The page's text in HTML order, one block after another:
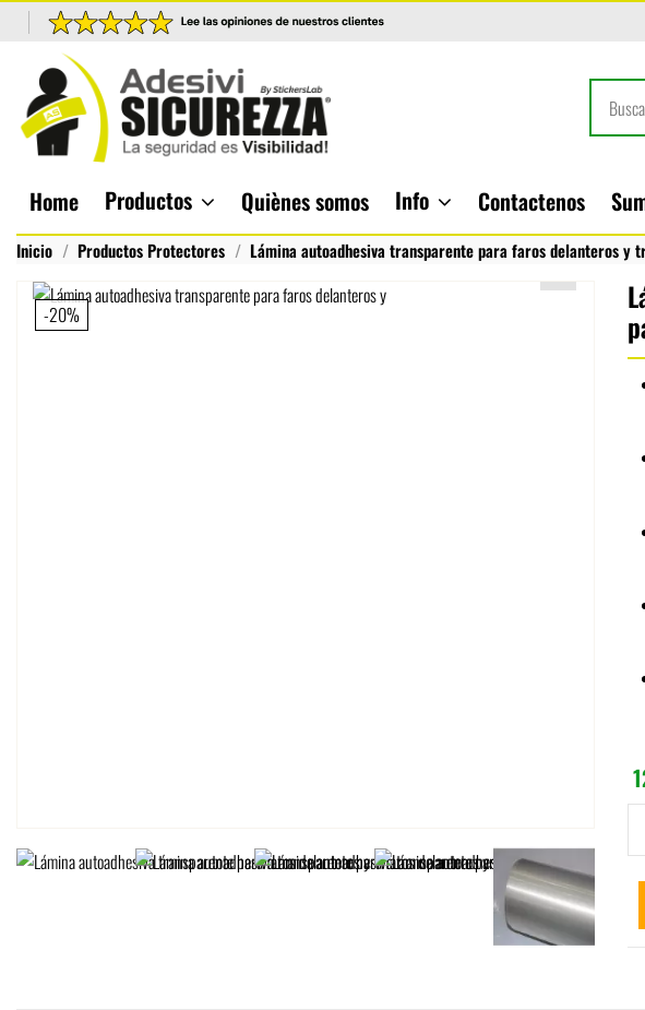
Home Productos Quiènes somos Info Contactenos
Inicio Productos Protectores Lámina autoadhesiva transparente para faros delanteros y
-20%